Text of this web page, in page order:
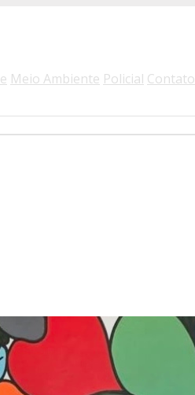
Meio Ambiente Policial Contato